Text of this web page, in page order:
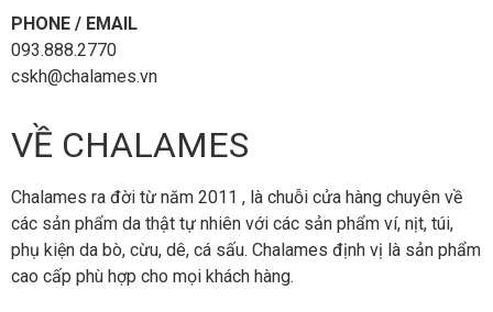
PHONE / EMAIL
093.888.2770
cskh@chalames.vn
VỀ CHALAMES
Chalames ra đời từ năm 2011 , là chuỗi cửa hàng chuyên về
các sản phẩm da thật tự nhiên với các sản phẩm ví, nịt, túi,
phụ kiện da bò, cừu, dê, cá sấu. Chalames định vị là sản phẩm
cao cấp phù hợp cho mọi khách hàng.